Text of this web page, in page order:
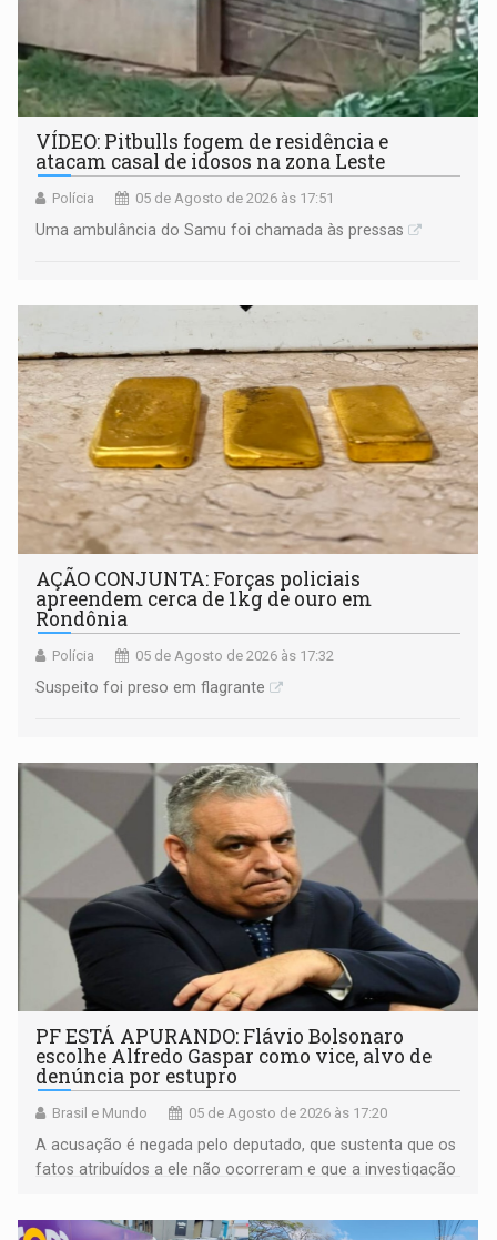
VÍDEO: Pitbulls fogem de residência e
atacam casal de idosos na zona Leste
Polícia 05 de Agosto de 2026 às 17:51
Uma ambulância do Samu foi chamada às pressas
AÇÃO CONJUNTA: Forças policiais
apreendem cerca de 1kg de ouro em
Rondônia
Polícia 05 de Agosto de 2026 às 17:32
Suspeito foi preso em flagrante
PF ESTÁ APURANDO: Flávio Bolsonaro
escolhe Alfredo Gaspar como vice, alvo de
denúncia por estupro
Brasil e Mundo 05 de Agosto de 2026 às 17:20
A acusação é negada pelo deputado, que sustenta que os
fatos atribuídos a ele não ocorreram e que a investigação